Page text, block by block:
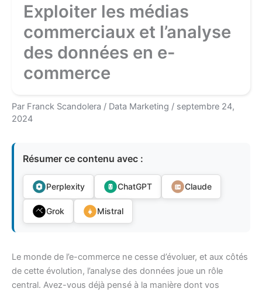
Exploiter les médias
commerciaux et l’analyse
des données en e-
commerce
Par Franck Scandolera / Data Marketing / septembre 24,
2024
Résumer ce contenu avec :
Perplexity ChatGPT Claude
Grok Mistral
Le monde de l’e-commerce ne cesse d’évoluer, et aux côtés
de cette évolution, l’analyse des données joue un rôle
central. Avez-vous déjà pensé à la manière dont vos